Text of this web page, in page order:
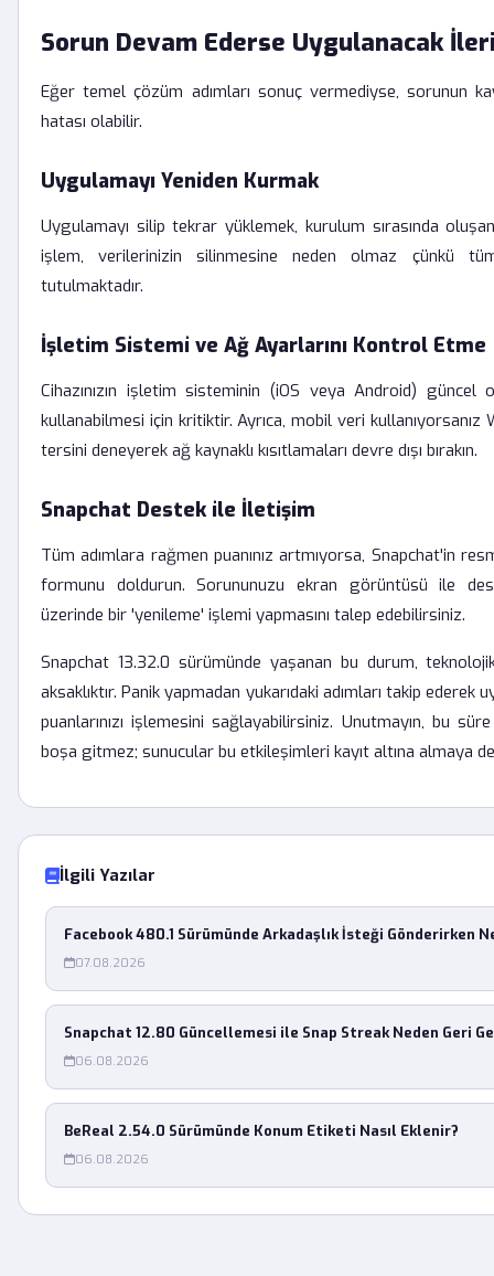
Sorun Devam Ederse Uygulanacak
Eğer temel çözüm adımları sonuç vermediyse, sorunun
hatası olabilir.
Uygulamayı Yeniden Kurmak
Uygulamayı silip tekrar yüklemek, kurulum sırasında
işlem, verilerinizin silinmesine neden olmaz çünkü
tutulmaktadır.
İşletim Sistemi ve Ağ Ayarlarını Kontrol Etme
Cihazınızın işletim sisteminin (iOS veya Android) güncel
kullanabilmesi için kritiktir. Ayrıca, mobil veri kullanıyorsanız
tersini deneyerek ağ kaynaklı kısıtlamaları devre dışı bırakın.
Snapchat Destek ile İletişim
Tüm adımlara rağmen puanınız artmıyorsa, Snapchat'in
formunu doldurun. Sorununuzu ekran görüntüsü ile
üzerinde bir 'yenileme' işlemi yapmasını talep edebilirsiniz.
Snapchat 13.32.0 sürümünde yaşanan bu durum,
aksaklıktır. Panik yapmadan yukarıdaki adımları takip ederek
puanlarınızı işlemesini sağlayabilirsiniz. Unutmayın, bu
boşa gitmez; sunucular bu etkileşimleri kayıt altına almaya
İlgili Yazılar
Facebook 480.1 Sürümünde Arkadaşlık İsteği Gönderirken
07.08.2026
Snapchat 12.80 Güncellemesi ile Snap Streak Neden Geri
06.08.2026
BeReal 2.54.0 Sürümünde Konum Etiketi Nasıl Eklenir?
06.08.2026